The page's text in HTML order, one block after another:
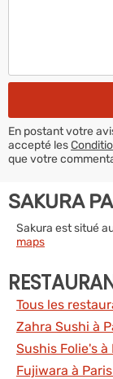
En postant votre
accepté les
que votre
SAKURA
Sakura est situé
maps
Tous les
Zahra Sushi à
Sushis Folie's à
Fujiwara à Paris